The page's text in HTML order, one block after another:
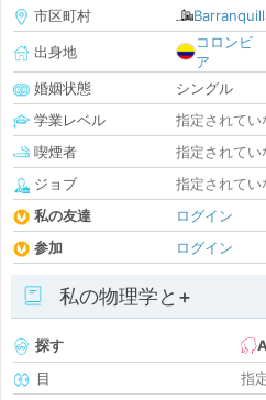
市区町村
出身地
コロンビ
ア
婚姻状態
シングル
学業レベル
指定されてい
喫煙者
指定されてい
ジョブ
指定されてい
私の友達
ログイン
参加
ログイン
私の物理学と+
探す
目
指